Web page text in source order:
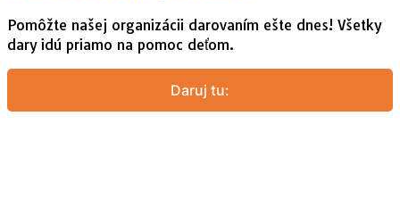
Pomôžte našej organizácii darovaním ešte dnes! Všetky
dary idú priamo na pomoc deťom.
Daruj tu: